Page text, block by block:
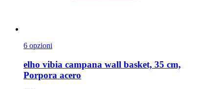
6 opzioni
elho vibia campana wall basket, 35 cm,
Porpora acero